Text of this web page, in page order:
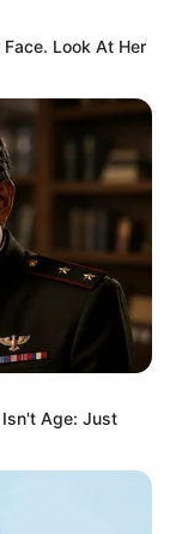
Face. Look At Her
Age: Just